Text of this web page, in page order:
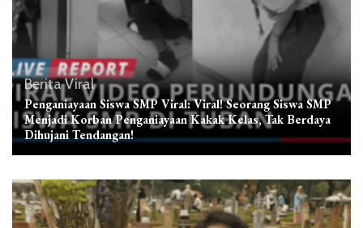
Berita Viral
Penganiayaan Siswa SMP Viral: Viral! Seorang Siswa SMP
Menjadi Korban Penganiayaan Kakak Kelas, Tak Berdaya
Dihujani Tendangan!